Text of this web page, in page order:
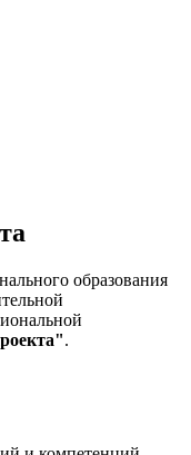
образования
.